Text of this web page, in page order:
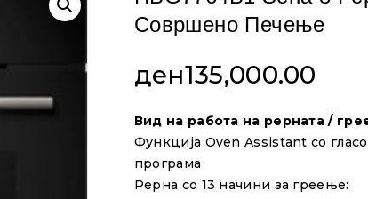
Совршено Печење
ден135,000.00
Вид на работа на рерната /
Функција Oven Assistant со
програма
Рерна со 13 начини за греење: